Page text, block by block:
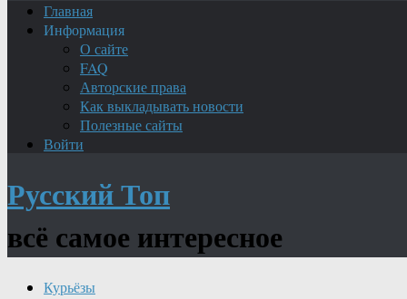
Главная
Информация
О сайте
FAQ
Авторские права
Как выкладывать новости
Полезные сайты
Войти
Русский Топ
всё самое интересное
Курьёзы